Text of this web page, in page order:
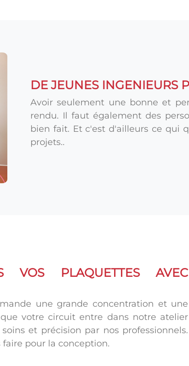
DE JEUNES INGENIEURS
Avoir seulement une bonne et
rendu. Il faut également des
bien fait. Et c'est d'ailleurs ce qui
projets..
VOS PLAQUETTES AVEC
une grande concentration et une
votre circuit entre dans notre atelier
et précision par nos professionnels.
faire pour la conception.